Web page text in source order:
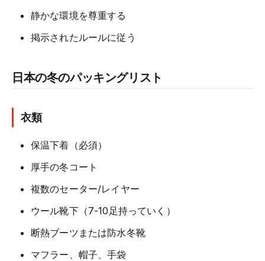
静かな環境を尊重する
掲示されたルールに従う
日本の冬のパッキングリスト
衣類
保温下着（必須）
厚手の冬コート
複数のセーター/レイヤー
ウール靴下（7-10足持っていく）
断熱ブーツまたは防水冬靴
マフラー、帽子、手袋